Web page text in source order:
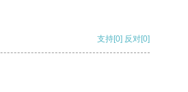
支持[0] 反对[0]